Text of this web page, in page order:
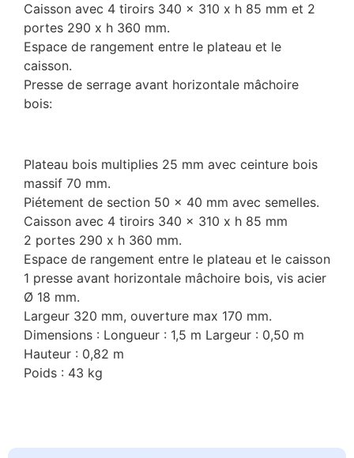
Caisson avec 4 tiroirs 340 x 310 x h 85 mm et 2
portes 290 x h 360 mm.
Espace de rangement entre le plateau et le
caisson.
Presse de serrage avant horizontale mâchoire
bois:
Plateau bois multiplies 25 mm avec ceinture bois
massif 70 mm.
Piétement de section 50 x 40 mm avec semelles.
Caisson avec 4 tiroirs 340 x 310 x h 85 mm
2 portes 290 x h 360 mm.
Espace de rangement entre le plateau et le caisson
1 presse avant horizontale mâchoire bois, vis acier
Ø 18 mm.
Largeur 320 mm, ouverture max 170 mm.
Dimensions : Longueur : 1,5 m Largeur : 0,50 m
Hauteur : 0,82 m
Poids : 43 kg